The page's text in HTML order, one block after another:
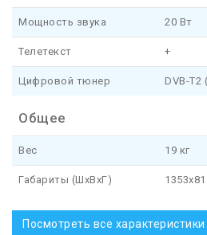
Мощность звука 20 Вт
Телетекст +
Цифровой тюнер DVB-T2
Общее
Вес 19 кг
Габариты (ШхВхГ)
Посмотреть все характеристики